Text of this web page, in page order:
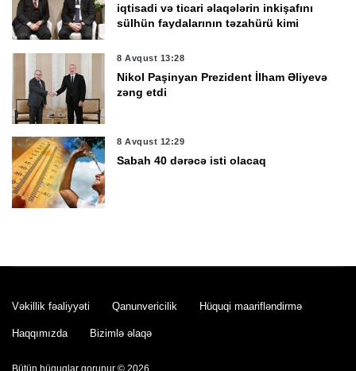
iqtisadi və ticari əlaqələrin inkişafını
sülhün faydalarının təzahürü kimi
8 Avqust 13:28
Nikol Paşinyan Prezident İlham Əliyevə
zəng etdi
8 Avqust 12:29
Sabah 40 dərəcə isti olacaq
8 Avqust 11:51
Müəllimlərin faktiki yaşayış rayonuna
Vəkillik fəaliyyəti Qanunvericilik Hüquqi maarifləndirmə
Haqqımızda Bizimlə əlaqə
Bütün hüquqlar qorunur © 2026